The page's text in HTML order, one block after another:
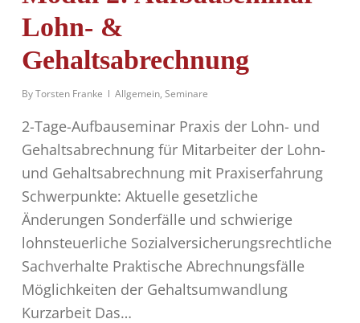
Lohn- &
Gehaltsabrechnung
ByTorsten Franke Allgemein, Seminare
2-Tage-Aufbauseminar Praxis der Lohn- und
Gehaltsabrechnung für Mitarbeiter der Lohn-
und Gehaltsabrechnung mit Praxiserfahrung
Schwerpunkte: Aktuelle gesetzliche
Änderungen Sonderfälle und schwierige
lohnsteuerliche Sozialversicherungsrechtliche
Sachverhalte Praktische Abrechnungsfälle
Möglichkeiten der Gehaltsumwandlung
Kurzarbeit Das…